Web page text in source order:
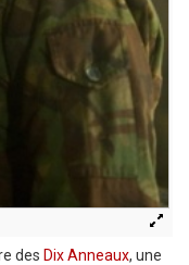
des Dix Anneaux, une